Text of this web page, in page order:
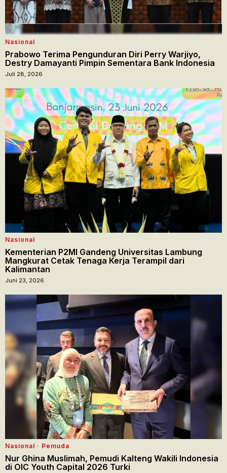
Nasional
Prabowo Terima Pengunduran Diri Perry Warjiyo,
Destry Damayanti Pimpin Sementara Bank Indonesia
Juli 28, 2026
Nasional
Kementerian P2MI Gandeng Universitas Lambung
Mangkurat Cetak Tenaga Kerja Terampil dari
Kalimantan
Juni 23, 2026
Nasional · Pemuda
Nur Ghina Muslimah, Pemudi Kalteng Wakili Indonesia
di OIC Youth Capital 2026 Turki